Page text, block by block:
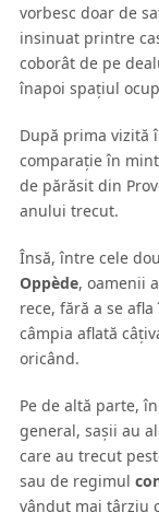
vorbesc doar de
insinuat printre
coborât de pe
înapoi spaţiul
După prima vizită
comparaţie în
de părăsit din
anului trecut.
Însă, între cele
Oppède, oamenii
rece, fără a se
câmpia aflată
oricând.
Pe de altă parte,
general, saşii au
care au trecut
sau de regimul
vândut mai târziu